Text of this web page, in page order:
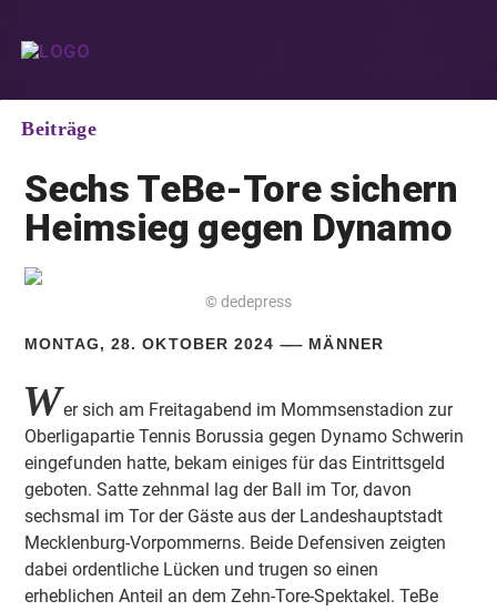
Beiträge
Sechs TeBe-Tore sichern
Heimsieg gegen Dynamo
© dedepress
MONTAG, 28. OKTOBER 2024 MÄNNER
Wer sich am Freitagabend im Mommsenstadion zur
Oberligapartie Tennis Borussia gegen Dynamo Schwerin
eingefunden hatte, bekam einiges für das Eintrittsgeld
geboten. Satte zehnmal lag der Ball im Tor, davon
sechsmal im Tor der Gäste aus der Landeshauptstadt
Mecklenburg-Vorpommerns. Beide Defensiven zeigten
dabei ordentliche Lücken und trugen so einen
erheblichen Anteil an dem Zehn-Tore-Spektakel. TeBe